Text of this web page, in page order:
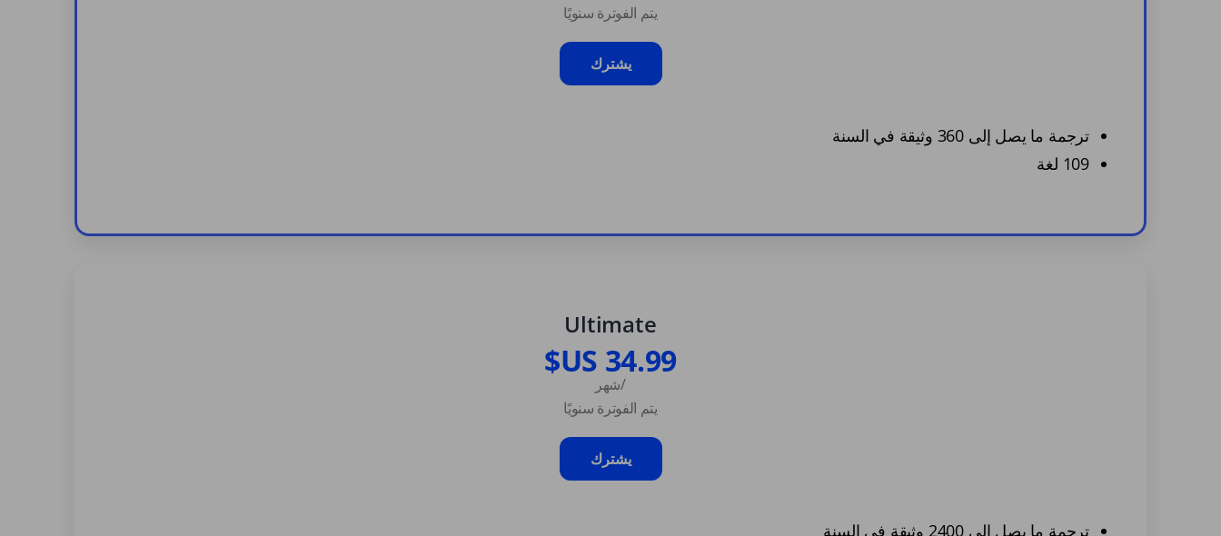
يتم الفوترة سنويًا
يشترك
ترجمة ما يصل إلى 360 وثيقة في السنة
109 لغة
Ultimate
/شهر
يتم الفوترة سنويًا
يشترك
ترجمة ما يصل إلى 2400 وثيقة في السنة